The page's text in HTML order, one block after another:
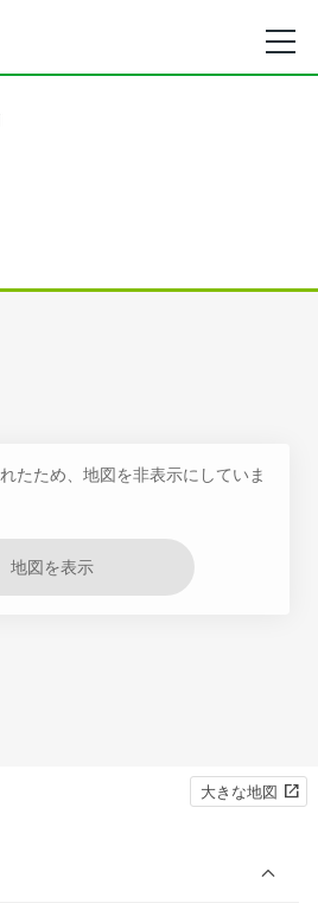
たため、地図を非表示にしていま
地図を表示
大きな地図